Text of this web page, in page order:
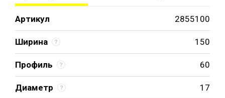
Артикул 2855100
Ширина 150
Профиль 60
Диаметр 17